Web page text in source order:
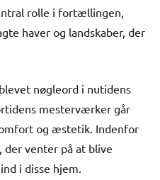
rolle i fortællingen,
haver og landskaber, der
nøgleord i nutidens
mesterværker går
og æstetik. Indenfor
der venter på at blive
i disse hjem.